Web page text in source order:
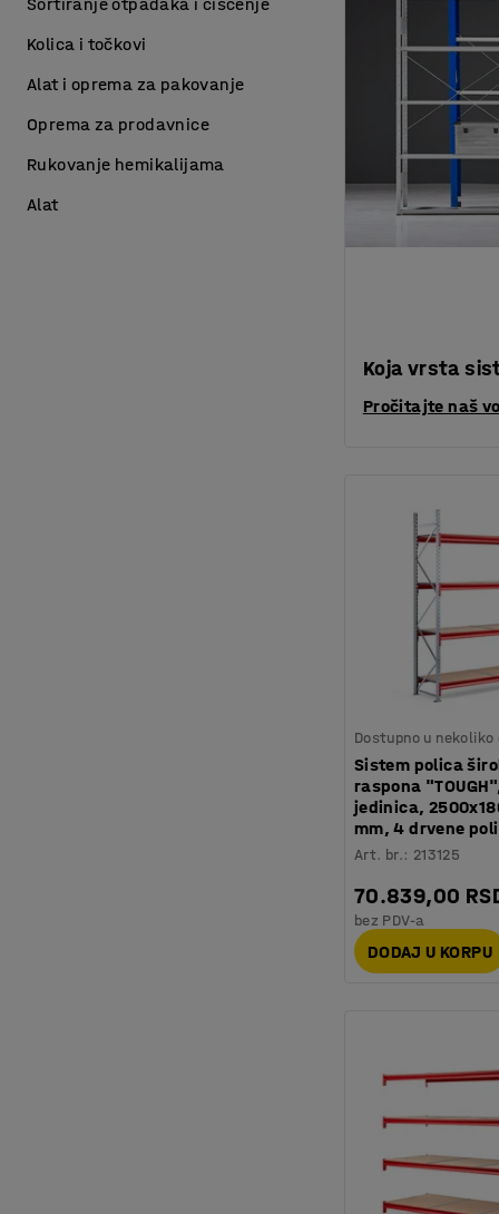
Koja vrsta
Pročitajte naš
Dostupno u nekoliko
Sistem polica
raspona
jedinica,
mm, 4 drvene
Art. br.: 213125
70.839,00
bez PDV-a
DODAJ U KORPU
Kolica i točkovi
Alat i oprema za pakovanje
Oprema za prodavnice
Rukovanje hemikalijama
Alat